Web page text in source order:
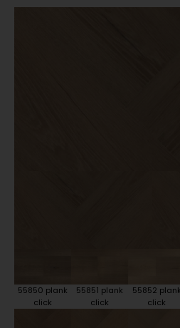
55850 plank
click
55851 plank
click
55852 plank
click